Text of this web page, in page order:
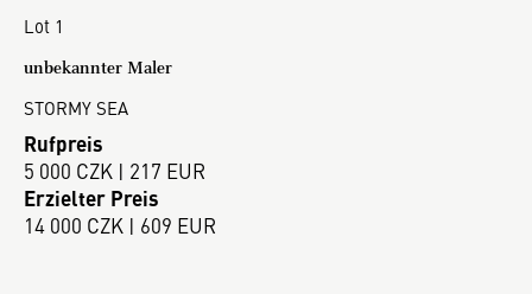
Lot 1
unbekannter Maler
STORMY SEA
Rufpreis
5 000 CZK | 217 EUR
Erzielter Preis
14 000 CZK | 609 EUR